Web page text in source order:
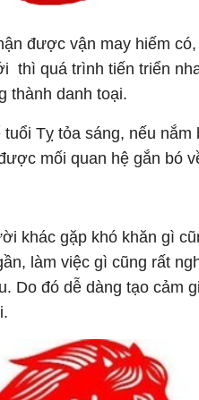
được vận may hiếm
thì quá trình tiến triển
thành danh toại.
Tỵ tỏa sáng, nếu nắm
mối quan hệ gắn bó
khác gặp khó khăn gì
làm việc gì cũng rất
Do đó dễ dàng tạo cảm